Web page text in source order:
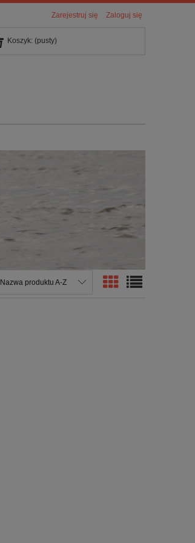
Zarejestruj się Zaloguj się
Koszyk: (pusty)
Nazwa produktu A-Z